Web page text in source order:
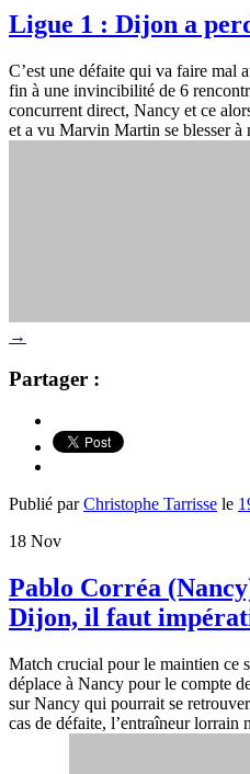
Ligue 1 : Dijon a
C’est une défaite qui va faire mal
fin à une invincibilité de 6
concurrent direct, Nancy et ce
et a vu Marvin Martin se blesser
→
Partager :
Publié parChristophe Tarrisse le
18 Nov
Pablo Corréa
Dijon, il faut
Match crucial pour le maintien ce
déplace à Nancy pour le compte
sur Nancy qui pourrait se
cas de défaite, l’entraîneur lorrain